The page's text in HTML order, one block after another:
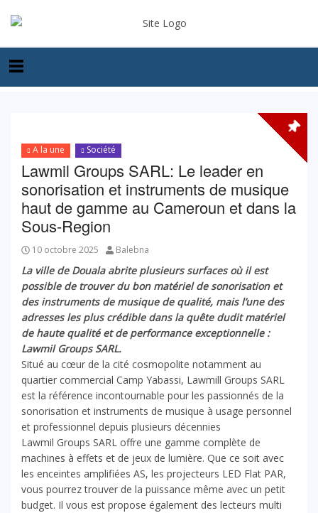
A la une Société
Lawmil Groups SARL: Le leader en
sonorisation et instruments de musique
haut de gamme au Cameroun et dans la
Sous-Region
10 octobre 2025 Balebna
La ville de Douala abrite plusieurs surfaces où il est
possible de trouver du bon matériel de sonorisation et
des instruments de musique de qualité, mais l’une des
adresses les plus crédible dans la quête dudit matériel
de haute qualité et de performance exceptionnelle :
Lawmil Groups SARL.
Situé au cœur de la cité cosmopolite notamment au
quartier commercial Camp Yabassi, Lawmill Groups SARL
est la référence incontournable pour les passionnés de la
sonorisation et instruments de musique à usage personnel
et professionnel depuis plusieurs décennies
Lawmil Groups SARL offre une gamme complète de
machines à effets et de jeux de lumière. Que ce soit avec
les enceintes amplifiées AS, les projecteurs LED Flat PAR,
vous pourrez trouver de la puissance même avec un petit
budget. Il vous est propose également des lecteurs multi